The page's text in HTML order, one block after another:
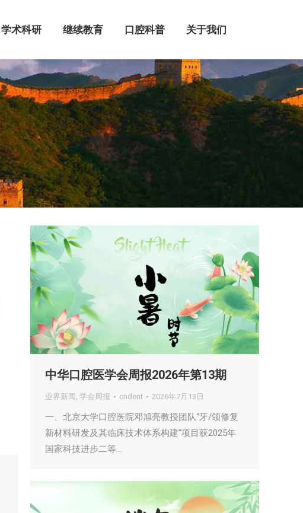
学术科研 继续教育 口腔科普 关于我们
中华口腔医学会周报2026年第13期
业界新闻 , 学会周报 cndent 2026年7月13日
一、北京大学口腔医院邓旭亮教授团队“牙/颌修复
新材料研发及其临床技术体系构建”项目获2025年
国家科技进步二等…